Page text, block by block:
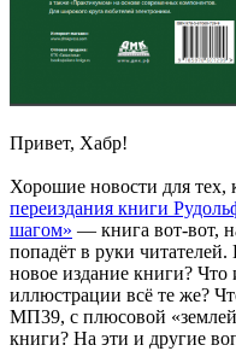
Привет, Хабр!
Хорошие новости для тех,
переиздания книги
шагом» — книга вот-вот,
попадёт в руки
новое издание книги? Что
иллюстрации всё те же?
МП39, с плюсовой
книги? На эти и другие